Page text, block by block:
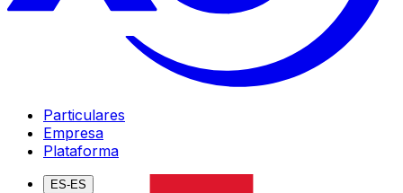
Particulares
Empresa
Plataforma
ES-ES